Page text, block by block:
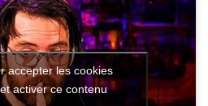
accepter les cookies
activer ce contenu